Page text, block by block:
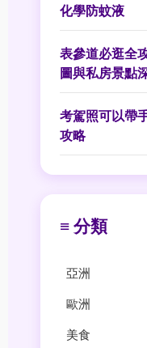
化學防蚊液
表參道必逛全
圖與私房景點
考駕照可以帶
攻略
≡ 分類
亞洲
歐洲
美食